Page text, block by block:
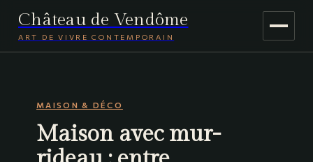
Château de Vendôme
ART DE VIVRE CONTEMPORAIN
JARDINAGE
VOYAGE
MAISON & DÉCO
Maison avec mur-